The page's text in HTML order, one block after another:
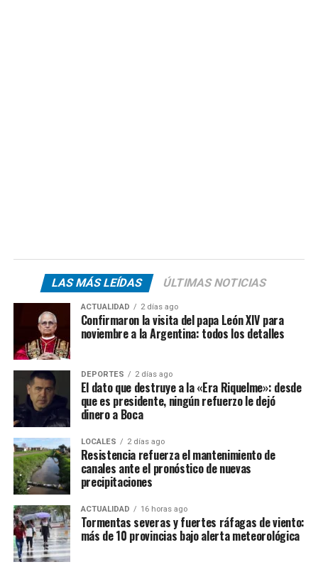
LAS MÁS LEÍDAS ÚLTIMAS NOTICIAS
ACTUALIDAD 2 días ago
Confirmaron la visita del papa León XIV para
noviembre a la Argentina: todos los detalles
DEPORTES 2 días ago
El dato que destruye a la «Era Riquelme»: desde
que es presidente, ningún refuerzo le dejó
dinero a Boca
LOCALES 2 días ago
Resistencia refuerza el mantenimiento de
canales ante el pronóstico de nuevas
precipitaciones
ACTUALIDAD 16 horas ago
Tormentas severas y fuertes ráfagas de viento:
más de 10 provincias bajo alerta meteorológica